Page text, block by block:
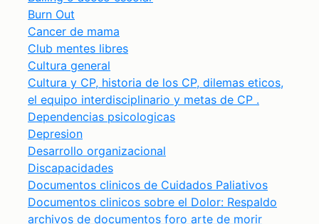
Burn Out
Cancer de mama
Club mentes libres
Cultura general
Cultura y CP, historia de los CP, dilemas eticos,
el equipo interdisciplinario y metas de CP .
Dependencias psicologicas
Depresion
Desarrollo organizacional
Discapacidades
Documentos clinicos de Cuidados Paliativos
Documentos clinicos sobre el Dolor: Respaldo
archivos de documentos foro arte de morir